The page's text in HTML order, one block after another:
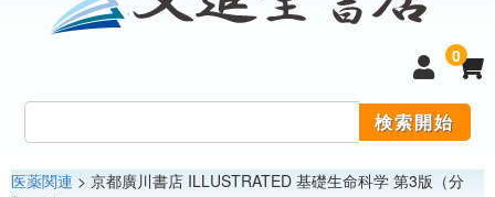
0
医学
医薬関連 > 京都廣川書店 ILLUSTRATED 基礎生命科学 第3版（分